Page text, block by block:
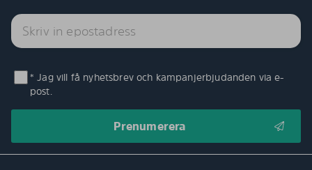
* Jag vill få nyhetsbrev och kampanjerbjudanden via e-
post.